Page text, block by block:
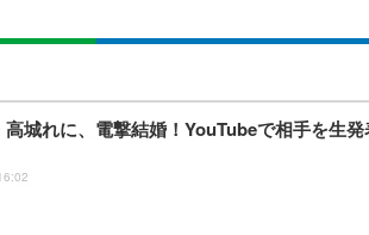
スチェア デスクチェア 疲れない テレワーク チ
ェア 通気性メッシュ ゲーミング/勉強/事務用 おし
ゲーミングモニター DualSense 充電フック付き
イフ ネオ・オムツ L 中型犬用 26枚入り 単品
高城れに、電撃結婚！YouTubeで相手を生